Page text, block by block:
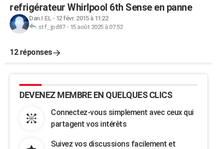
refrigérateur Whirlpool 6th Sense en panne
Dan.I.EL- 12 févr. 2015 à 11:22
stf_jpd87- 15 août 2025 à 07:52
12 réponses
DEVENEZ MEMBRE EN QUELQUES CLICS
Connectez-vous simplement avec ceux qui
partagent vos intérêts
Suivez vos discussions facilement et